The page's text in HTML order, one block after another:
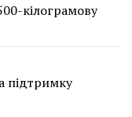
кілограмову
підтримку